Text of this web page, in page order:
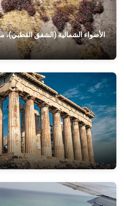
الأضواء الشمالية (الشفق القطبي)،